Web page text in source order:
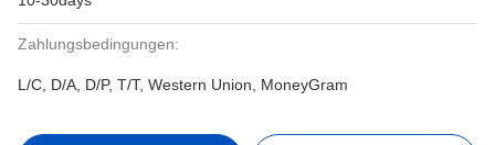
Zahlungsbedingungen:
L/C, D/A, D/P, T/T, Western Union, MoneyGram